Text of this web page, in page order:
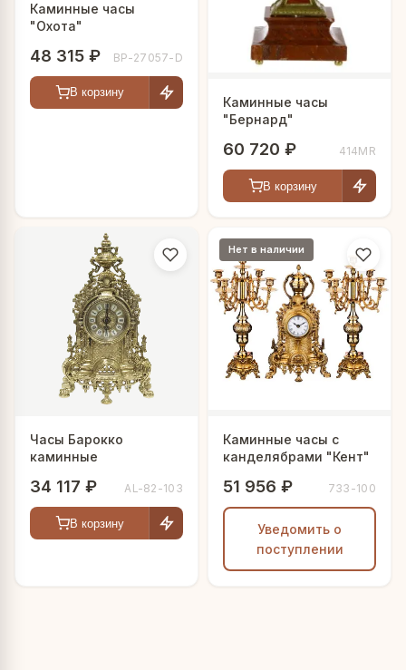
Каминные часы
"Охота"
48 315 ₽ BP-27057-D
В корзину
Каминные часы
"Бернард"
60 720 ₽ 414MR
В корзину
Часы Барокко
каминные
34 117 ₽ AL-82-103
В корзину
Нет в наличии
Каминные часы с
канделябрами "Кент"
51 956 ₽ 733-100
Уведомить о
поступлении